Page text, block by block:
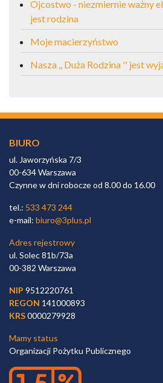
Ojcostwo - niezmiernie ważny
jest rodzina
Moje macierzyństwo
Nasza ,, Duża Rodzina '' jest
BIURO
ul. Jaworzyńska 7/3
00-634 Warszawa
Czynne w dni robocze od 8.00 do 16.00
tel.: 533 473 244
e-mail: biuro@3plus.pl
Adres rejestrowy
ul. Solec 81b/73a
00-382 Warszawa
NIP 9512220761
REGON 141000893
KRS0000279928
Mamy status
Organizacji Pożytku Publicznego